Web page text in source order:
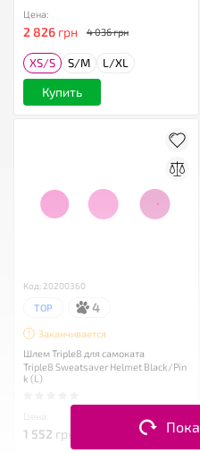
Цена:
2 826 грн 4 036 грн
XS/S S/M L/XL
Купить
Код: 20200360
TOP 4
Заканчивается
Шлем Triple8 для самоката
Triple8 Sweatsaver Helmet Black/Pin
k (L)
Цена:
1 552 грн